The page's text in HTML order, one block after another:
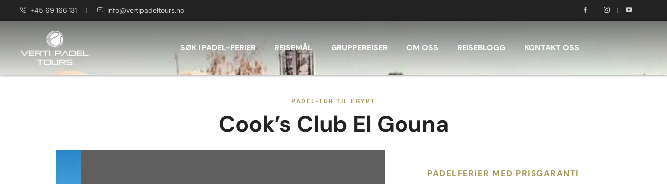
+45 69 166 131 info@vertipadeltours.no
SØK I PADEL-FERIER REISEMÅL GRUPPEREISER OM OSS REISEBLOGG KONTAKT OSS
PADEL-TUR TIL EGYPT
Cook’s Club El Gouna
PADELFERIER MED PRISGARANTI